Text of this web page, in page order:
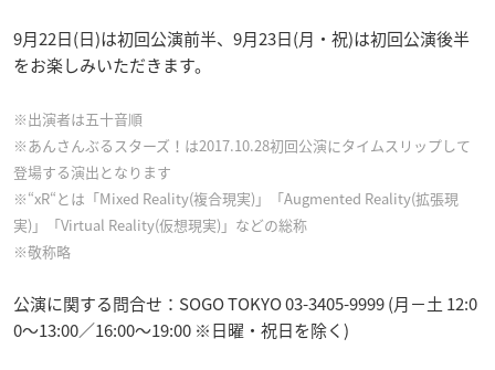
9月22日(日)は初回公演前半、9月23日(月・祝)は初回公演後半
をお楽しみいただきます。
※出演者は五十音順
※あんさんぶるスターズ！は2017.10.28初回公演にタイムスリップして
登場する演出となります
※“xR“とは「Mixed Reality(複合現実)」「Augmented Reality(拡張現
実)」「Virtual Reality(仮想現実)」などの総称
※敬称略
公演に関する問合せ：SOGO TOKYO 03-3405-9999 (月－土 12:0
0～13:00／16:00～19:00 ※日曜・祝日を除く)